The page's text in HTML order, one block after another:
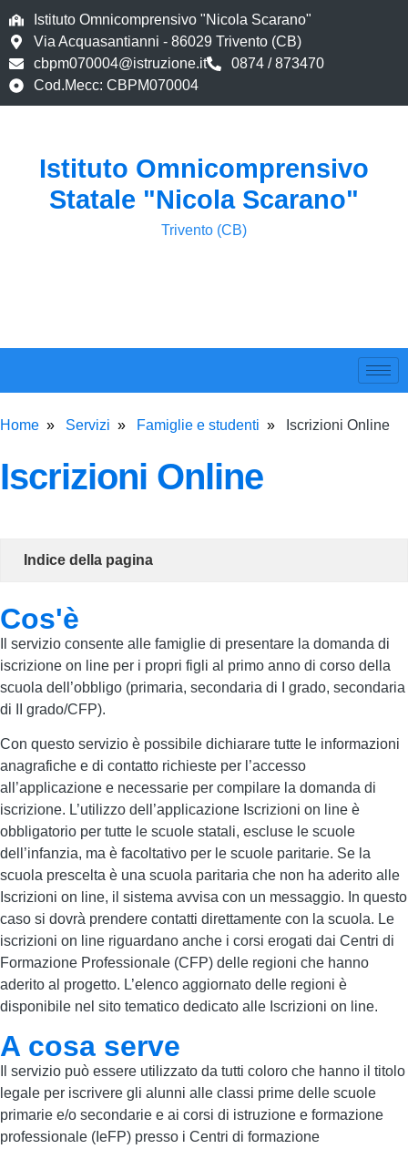
Istituto Omnicomprensivo "Nicola Scarano"
Via Acquasantianni - 86029 Trivento (CB)
cbpm070004@istruzione.it
0874 / 873470
Cod.Mecc: CBPM070004
Istituto Omnicomprensivo
Statale "Nicola Scarano"
Trivento (CB)
Home Servizi Famiglie e studenti Iscrizioni Online
Iscrizioni Online
Indice della pagina
Cos'è
Il servizio consente alle famiglie di presentare la domanda di
iscrizione on line per i propri figli al primo anno di corso della
scuola dell’obbligo (primaria, secondaria di I grado, secondaria
di II grado/CFP).
Con questo servizio è possibile dichiarare tutte le informazioni
anagrafiche e di contatto richieste per l’accesso
all’applicazione e necessarie per compilare la domanda di
iscrizione. L’utilizzo dell’applicazione Iscrizioni on line è
obbligatorio per tutte le scuole statali, escluse le scuole
dell’infanzia, ma è facoltativo per le scuole paritarie. Se la
scuola prescelta è una scuola paritaria che non ha aderito alle
Iscrizioni on line, il sistema avvisa con un messaggio. In questo
caso si dovrà prendere contatti direttamente con la scuola. Le
iscrizioni on line riguardano anche i corsi erogati dai Centri di
Formazione Professionale (CFP) delle regioni che hanno
aderito al progetto. L’elenco aggiornato delle regioni è
disponibile nel sito tematico dedicato alle Iscrizioni on line.
A cosa serve
Il servizio può essere utilizzato da tutti coloro che hanno il titolo
legale per iscrivere gli alunni alle classi prime delle scuole
primarie e/o secondarie e ai corsi di istruzione e formazione
professionale (IeFP) presso i Centri di formazione